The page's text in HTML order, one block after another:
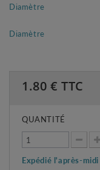
Diamètre
Diamètre
1.80 € TTC
QUANTITÉ
Expédié l'après-